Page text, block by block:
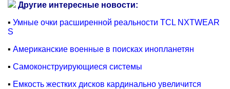
Другие интересные новости:
▪ Умные очки расширенной реальности TCL NXTWEAR
S
▪ Американские военные в поисках инопланетян
▪ Самоконструирующиеся системы
▪ Емкость жестких дисков кардинально увеличится